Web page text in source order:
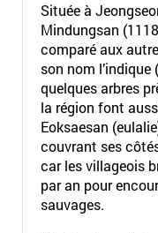
Située à
Mindungsan
comparé aux
son nom l’indique
quelques arbres
la région font
Eoksaesan
couvrant ses
car les villageois
par an pour
sauvages.